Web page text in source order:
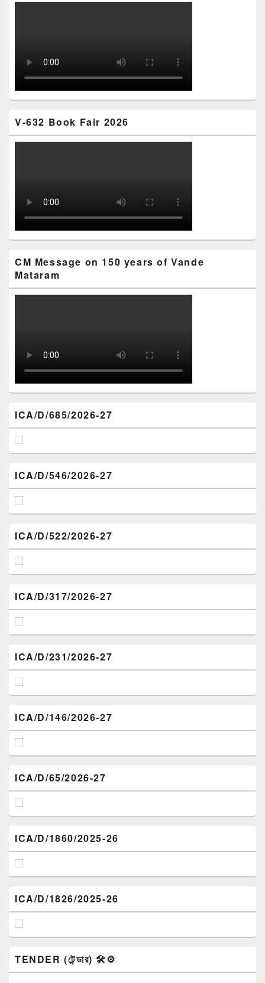
V-632 Book Fair 2026
CM Message on 150 years of Vande
Mataram
ICA/D/685/2026-27
ICA/D/546/2026-27
ICA/D/522/2026-27
ICA/D/317/2026-27
ICA/D/231/2026-27
ICA/D/146/2026-27
ICA/D/65/2026-27
ICA/D/1860/2025-26
ICA/D/1826/2025-26
TENDER (টেন্ডার) 🛠️⚙️